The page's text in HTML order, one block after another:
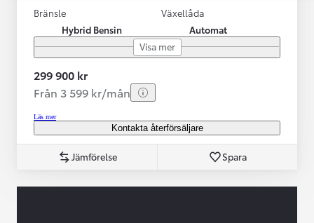
Bränsle
Hybrid Bensin
Växellåda
Automat
Visa mer
299 900 kr
Från 3 599 kr/mån
Läs mer
Kontakta återförsäljare
Jämförelse Spara